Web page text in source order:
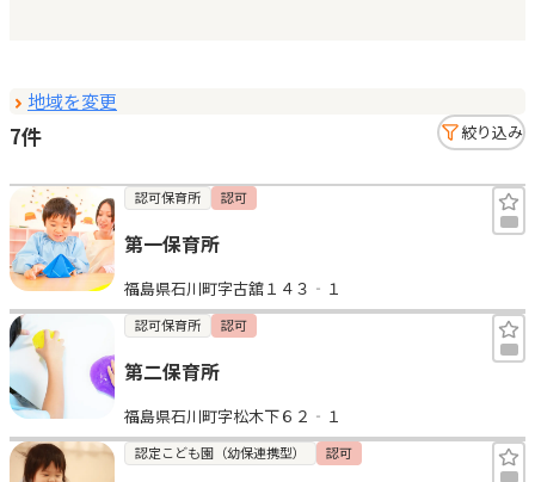
マイページ
お気に入り
見学日記
メッセージ
おすすめの園
地域を変更
7件 絞り込み
認可保育所 認可
第一保育所
福島県石川町字古舘１４３‐１
認可保育所 認可
第二保育所
福島県石川町字松木下６２‐１
認定こども園（幼保連携型） 認可